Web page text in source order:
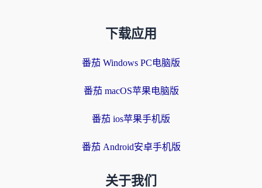
下载应用
番茄 Windows PC电脑版
番茄 macOS苹果电脑版
番茄 ios苹果手机版
番茄 Android安卓手机版
关于我们